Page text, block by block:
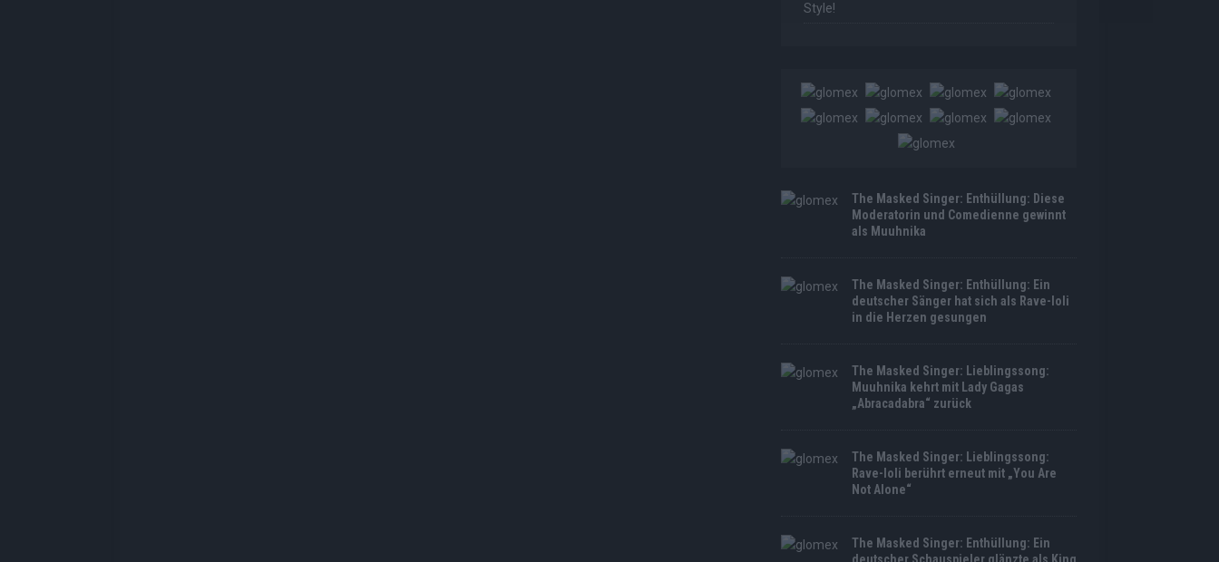
Style!
The Masked Singer: Enthüllung: Diese
Moderatorin und Comedienne gewinnt
als Muuhnika
The Masked Singer: Enthüllung: Ein
deutscher Sänger hat sich als Rave-Ioli
in die Herzen gesungen
The Masked Singer: Lieblingssong:
Muuhnika kehrt mit Lady Gagas
„Abracadabra“ zurück
The Masked Singer: Lieblingssong:
Rave-Ioli berührt erneut mit „You Are
Not Alone“
The Masked Singer: Enthüllung: Ein